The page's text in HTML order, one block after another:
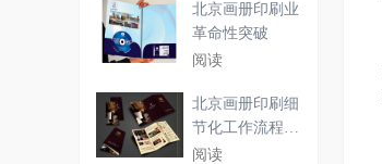
北京画册印刷业
革命性突破
阅读
北京画册印刷细
节化工作流程解
析
阅读